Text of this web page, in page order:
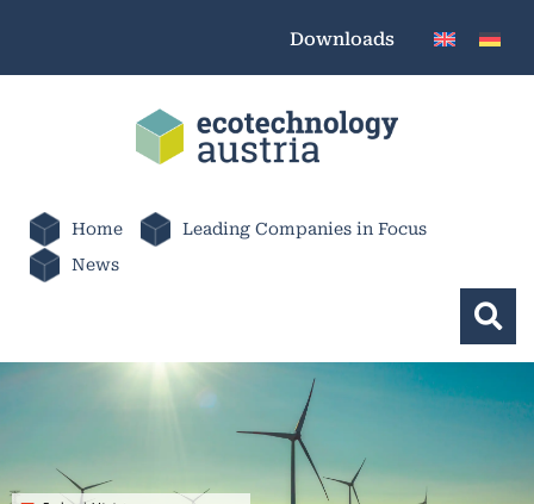
Downloads
Home
Leading Companies in Focus
News